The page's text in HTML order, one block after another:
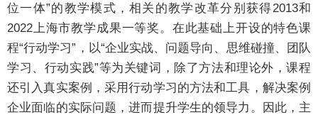
位一体”的教学模式，相关的教学改革分别获得2013和
2022上海市教学成果一等奖。在此基础上开设的特色课
程“行动学习”，以“企业实战、问题导向、思维碰撞、团队
学习、行动实践”等为关键词，除了方法和理论外，课程
还引入真实案例，采用行动学习的方法和工具，解决案例
企业面临的实际问题，进而提升学生的领导力。因此，主